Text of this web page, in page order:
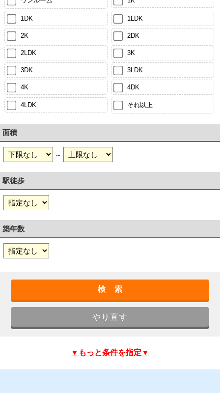
1DK 1LDK
2K 2DK
2LDK 3K
3DK 3LDK
4K 4DK
4LDK それ以上
面積
～
駅徒歩
築年数
▼もっと条件を指定▼